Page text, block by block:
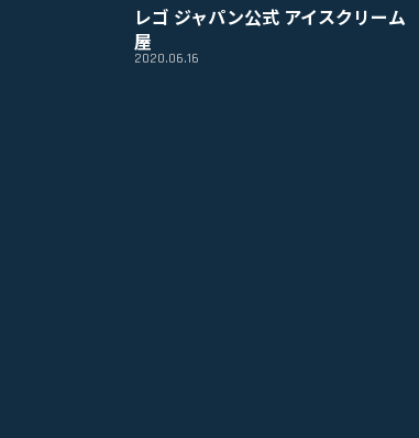
レゴ ジャパン公式 アイスクリーム
屋
2020.06.16